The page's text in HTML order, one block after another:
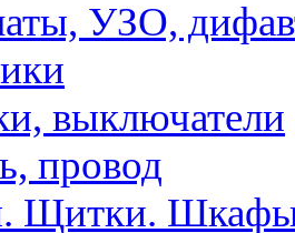
УЗО,
выключатели
провод
Щитки.